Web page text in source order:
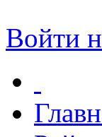
Войти